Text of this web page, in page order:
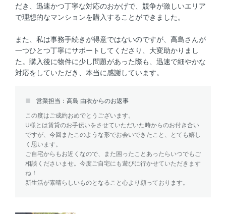
だき、迅速かつ丁寧な対応のおかげで、競争が激しいエリア
で理想的なマンションを購入することができました。
また、私は事務手続きが得意ではないのですが、高島さんが
一つひとつ丁寧にサポートしてくださり、大変助かりまし
た。購入後に物件に少し問題があった際も、迅速で細やかな
対応をしていただき、本当に感謝しています。
営業担当：高島 由衣からのお返事
この度はご成約おめでとうございます。
U様とは賃貸のお手伝いをさせていただいた時からのお付き合い
ですが、今回またこのような形でお会いできたこと、とても嬉し
く思います。
ご自宅からもお近くなので、また困ったことあったらいつでもご
相談くださいませ。今度ご自宅にも遊びに行かせていただきます
ね！
新生活が素晴らしいものとなること心より願っております。